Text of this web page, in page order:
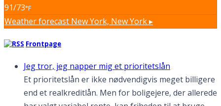
91/73°F
Weather forecast New York, New York ▸
Frontpage
Jeg tror, jeg napper mig et prioritetslån
Et prioritetslån er ikke nødvendigvis meget billigere
end et realkreditlån. Men for boligejere, der allerede